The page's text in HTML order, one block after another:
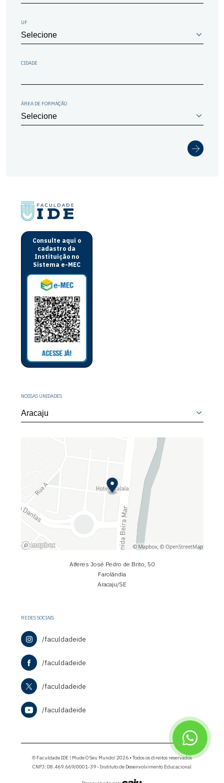
UF
CIDADE
ÁREA DE FORMAÇÃO
Consulte aqui o
cadastro da
Instituição no
Sistema e-MEC
NOSSAS UNIDADES
Alferes José Pedro de Brito, 50
Farolândia
Aracaju/SE
REDES SOCIAIS
/faculdadeide
/faculdadeide
/faculdadeide
/faculdadeide
© Faculdade IDE | Mude O Seu Mundo! 2026 • Todos os direitos reservados
CNPJ: 08.469.669/0001-39 - Instituto de Desenvolvimento Educacional